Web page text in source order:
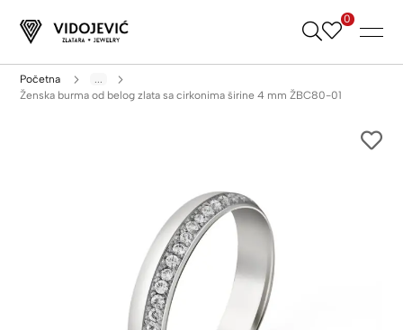
Skip
0
Početna
...
Ženska burma od belog zlata sa cirkonima širine 4 mm ŽBC80-01